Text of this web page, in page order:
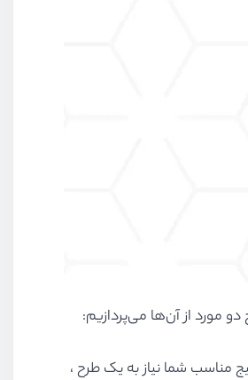
مورد از آن‌ها می‌پردازیم:
مناسب شما نیاز به یک طرح ،